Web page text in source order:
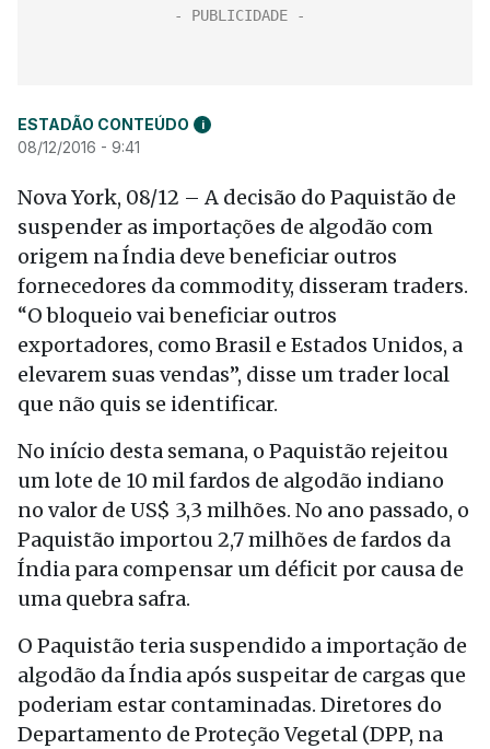
ESTADÃO CONTEÚDO i
08/12/2016 - 9:41
Nova York, 08/12 – A decisão do Paquistão de
suspender as importações de algodão com
origem na Índia deve beneficiar outros
fornecedores da commodity, disseram traders.
“O bloqueio vai beneficiar outros
exportadores, como Brasil e Estados Unidos, a
elevarem suas vendas”, disse um trader local
que não quis se identificar.
No início desta semana, o Paquistão rejeitou
um lote de 10 mil fardos de algodão indiano
no valor de US$ 3,3 milhões. No ano passado, o
Paquistão importou 2,7 milhões de fardos da
Índia para compensar um déficit por causa de
uma quebra safra.
O Paquistão teria suspendido a importação de
algodão da Índia após suspeitar de cargas que
poderiam estar contaminadas. Diretores do
Departamento de Proteção Vegetal (DPP, na